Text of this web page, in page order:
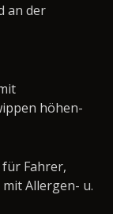
an der
höhen-
Fahrer,
Allergen- u.